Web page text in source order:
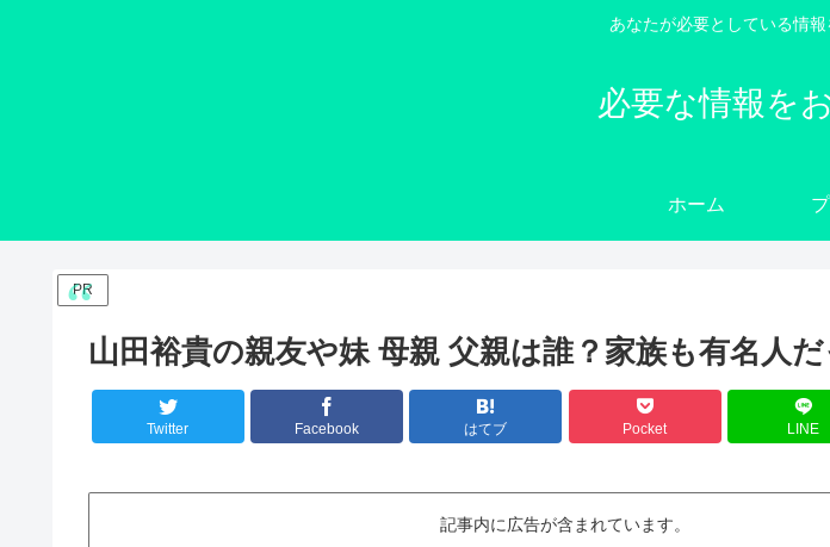
あなたが必要としている情
必要な情報を
ホーム
PR
山田裕貴の親友や妹 母親 父親は誰？家族も有名人だ
Twitter Facebook はてブ Pocket LINE
記事内に広告が含まれています。